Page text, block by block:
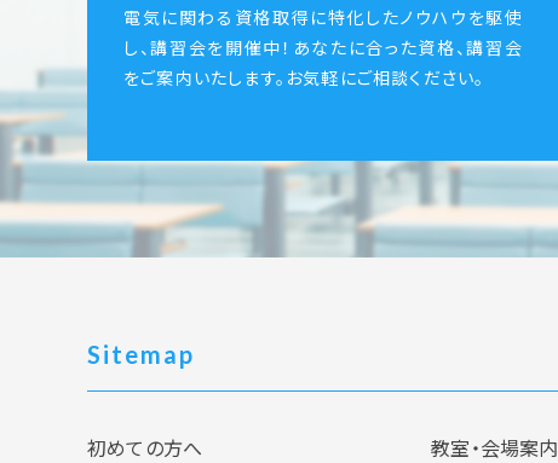
電気に関わる資格取得に特化したノウハウを駆使
し、講習会を開催中！あなたに合った資格、講習会
をご案内いたします。お気軽にご相談ください。
Sitemap
初めての方へ
教室・会場案内